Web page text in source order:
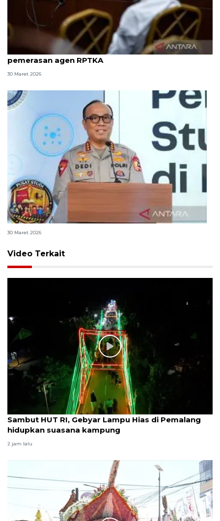
8 ASN Kemenaker hadapi sidang tuntutan kasus
pemerasan agen RPTKA
30 Maret 2026
Polri bangun Laboratorium Sosial Sains Kepolisian
30 Maret 2026
Video Terkait
Sambut HUT RI, Gebyar Lampu Hias di Pemalang
hidupkan suasana kampung
2 jam lalu